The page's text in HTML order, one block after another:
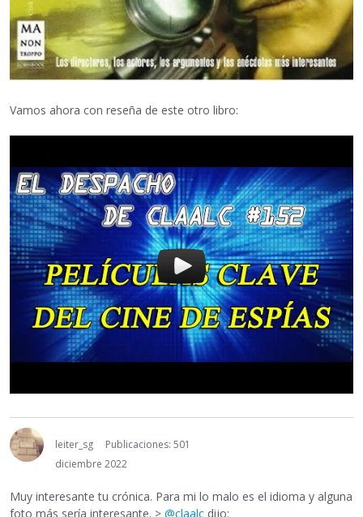
Vamos ahora con reseña de este otro libro:
leiter_sg
Publicaciones: 501
diciembre 2022
Muy interesante tu crónica. Para mi lo malo es el idioma y alguna
foto más sería interesante. > @claalc dijo: